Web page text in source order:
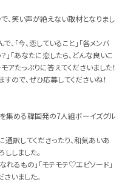
で、笑い声が絶えない取材となりまし
「今、恋していること」「各メンバ
「あなたに恋したら、どんな良いこ
アたっぷりに答えてくださいました！
ので、ぜひ応募してくださいね！
集める韓国発の7人組ボーイズグル
訳してくださったり、和気あいあ
しました。
れるもの」「モテモテ♡エピソード」
いました。